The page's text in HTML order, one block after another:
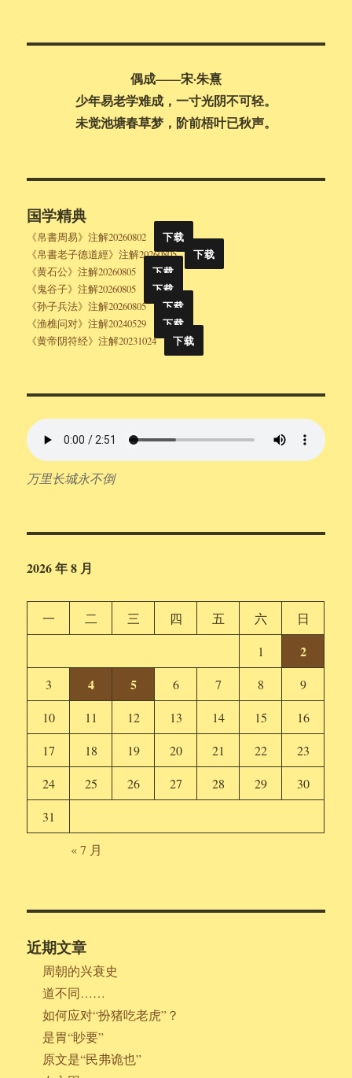
偶成——宋·朱熹
少年易老学难成，一寸光阴不可轻。
未觉池塘春草梦，阶前梧叶已秋声。
国学精典
《帛書周易》注解20260802
下载
《帛書老子德道經》注解20260805
下载
《黄石公》注解20260805
下载
《鬼谷子》注解20260805
下载
《孙子兵法》注解20260805
下载
《渔樵问对》注解20240529
下载
《黄帝阴符经》注解20231024
下载
万里长城永不倒
2026 年 8 月
一 二 三 四 五 六
日
1
2
3 4 5 6 7 8
9
10
11 12 13 14 15
16
17
18 19 20 21 22
23
24
25 26 27 28 29
30
31
« 7 月
近期文章
周朝的兴衰史
道不同……
如何应对“扮猪吃老虎”？
是胃“眇要”
原文是“民弗诡也”